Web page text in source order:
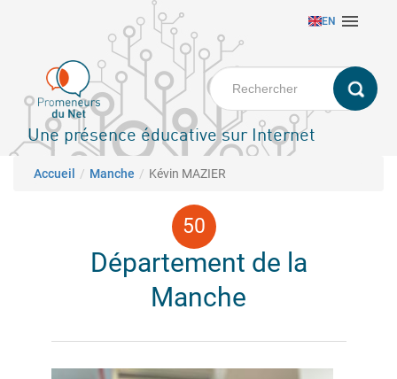
principal
EN 
Une présence éducative sur Internet
Fil d'Ariane
Accueil Manche Kévin MAZIER
Département de la
Manche